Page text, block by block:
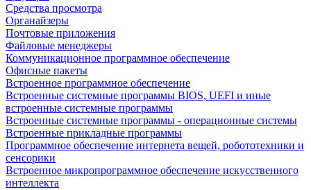
Средства просмотра
Органайзеры
Почтовые приложения
Файловые менеджеры
Коммуникационное программное обеспечение
Офисные пакеты
Встроенное программное обеспечение
Встроенные системные программы BIOS, UEFI и иные
встроенные системные программы
Встроенные системные программы - операционные системы
Встроенные прикладные программы
Программное обеспечение интернета вещей, робототехники и
сенсорики
Встроенное микропрограммное обеспечение искусственного
интеллекта